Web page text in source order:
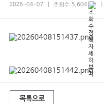
2026-04-07 | 조회수 5,604 |
목록으로